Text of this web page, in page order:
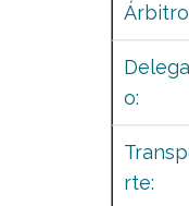
o:
rte: